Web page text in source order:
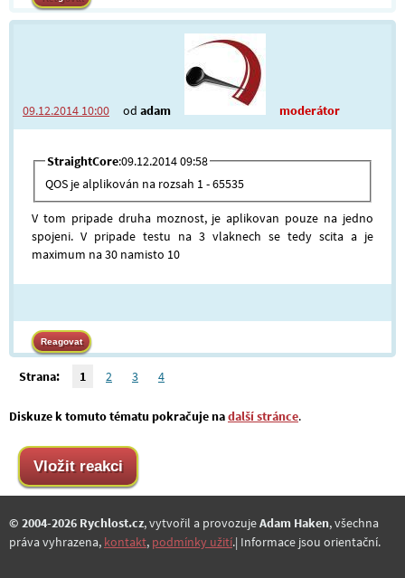
09.12.2014 10:00 od adam moderátor
StraightCore:09.12.2014 09:58
QOS je alplikován na rozsah 1 - 65535
V tom pripade druha moznost, je aplikovan pouze na jedno
spojeni. V pripade testu na 3 vlaknech se tedy scita a je
maximum na 30 namisto 10
Strana: 1 2 3 4
Diskuze k tomuto tématu pokračuje nadalší stránce.
© 2004-2026 Rychlost.cz, vytvořil a provozujeAdam Haken, všechna
práva vyhrazena, kontakt, podmínky užití.| Informace jsou orientační.